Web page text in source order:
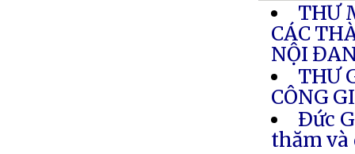
THƯ
CÁC
NỘI
THƯ
CÔNG
Ðức
thăm và